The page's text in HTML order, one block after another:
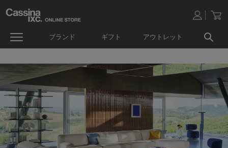
ブランド ギフト アウトレット